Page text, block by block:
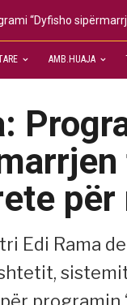
“Dyfisho
AMB.HUAJA
Edi Rama